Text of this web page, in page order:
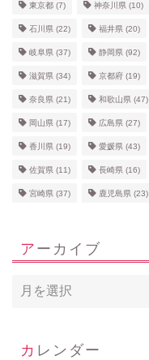
東京都 (7) 神奈川県 (10)
石川県 (22) 福井県 (20)
岐阜県 (37) 静岡県 (92)
滋賀県 (34) 京都府 (19)
奈良県 (21) 和歌山県 (47)
岡山県 (17) 広島県 (27)
香川県 (19) 愛媛県 (43)
佐賀県 (11) 長崎県 (16)
宮崎県 (37) 鹿児島県 (23)
アーカイブ
カレンダー